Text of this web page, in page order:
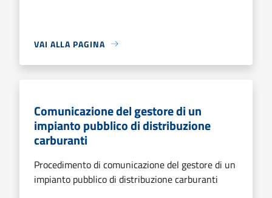
VAI ALLA PAGINA
Comunicazione del gestore di un
impianto pubblico di distribuzione
carburanti
Procedimento di comunicazione del gestore di un
impianto pubblico di distribuzione carburanti